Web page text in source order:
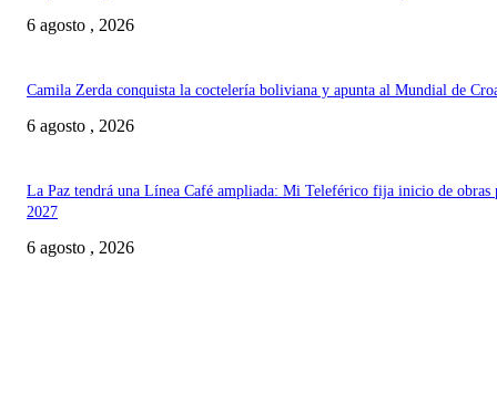
6 agosto , 2026
Camila Zerda conquista la coctelería boliviana y apunta al Mundial de
6 agosto , 2026
La Paz tendrá una Línea Café ampliada: Mi Teleférico fija inicio de obras
2027
6 agosto , 2026